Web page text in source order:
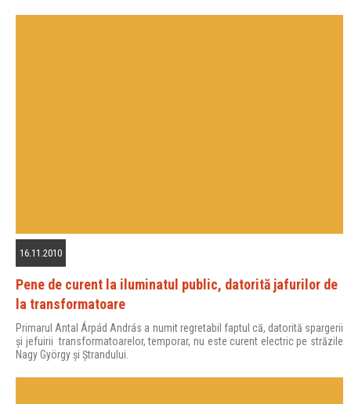
16.11.2010
Pene de curent la iluminatul public, datorită jafurilor de
la transformatoare
Primarul Antal Árpád András a numit regretabil faptul că, datorită spargerii
şi jefuirii transformatoarelor, temporar, nu este curent electric pe străzile
Nagy György şi Ştrandului.